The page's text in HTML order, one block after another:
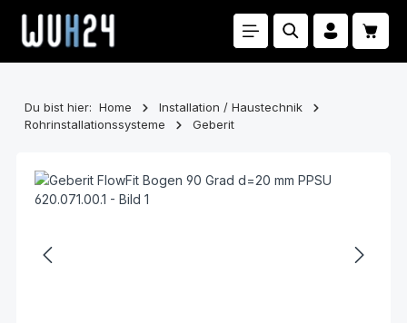
Zum Hauptinhalt springen
Du bist hier: Home
Installation / Haustechnik
Rohrinstallationssysteme
Geberit